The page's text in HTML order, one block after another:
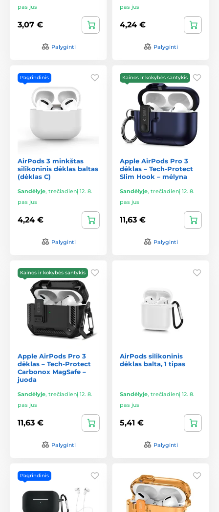
pas jus
3,07 €
Palyginti
pas jus
4,24 €
Palyginti
Pagrindinis
AirPods 3 minkštas
silikoninis dėklas baltas
(dėklas C)
Sandėlyje, trečiadienį 12. 8.
pas jus
4,24 €
Palyginti
Kainos ir kokybės santykis
Apple AirPods Pro 3
dėklas – Tech-Protect
Slim Hook – mėlyna
Sandėlyje, trečiadienį 12. 8.
pas jus
11,63 €
Palyginti
Kainos ir kokybės santykis
Apple AirPods Pro 3
dėklas – Tech-Protect
Carbonox MagSafe –
juoda
Sandėlyje, trečiadienį 12. 8.
pas jus
11,63 €
Palyginti
AirPods silikoninis
dėklas balta, 1 tipas
Sandėlyje, trečiadienį 12. 8.
pas jus
5,41 €
Palyginti
Pagrindinis